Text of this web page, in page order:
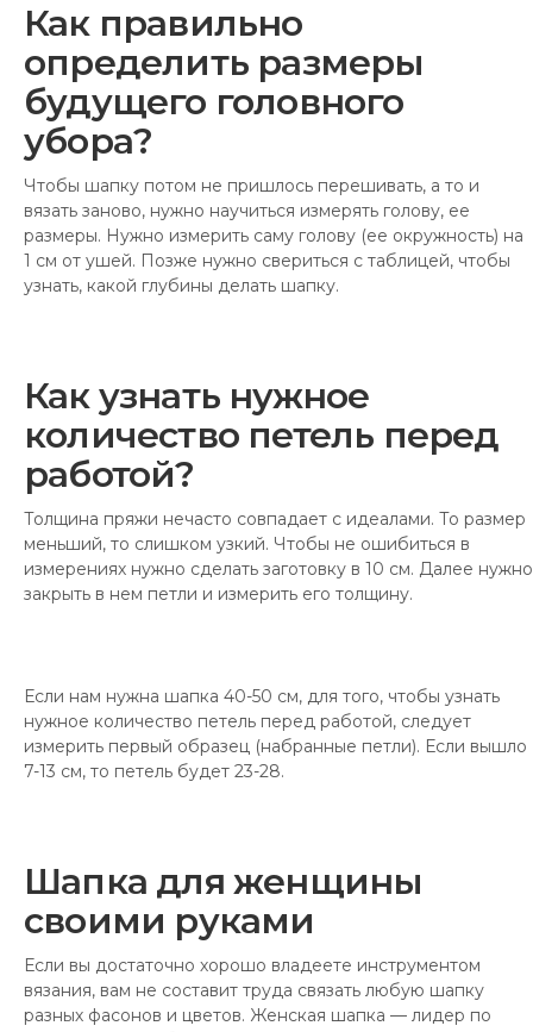
Как правильно
определить размеры
будущего головного
убора?
Чтобы шапку потом не пришлось перешивать, а то и
вязать заново, нужно научиться измерять голову, ее
размеры. Нужно измерить саму голову (ее окружность) на
1 см от ушей. Позже нужно свериться с таблицей, чтобы
узнать, какой глубины делать шапку.
Как узнать нужное
количество петель перед
работой?
Толщина пряжи нечасто совпадает с идеалами. То размер
меньший, то слишком узкий. Чтобы не ошибиться в
измерениях нужно сделать заготовку в 10 см. Далее нужно
закрыть в нем петли и измерить его толщину.
Если нам нужна шапка 40-50 см, для того, чтобы узнать
нужное количество петель перед работой, следует
измерить первый образец (набранные петли). Если вышло
7-13 см, то петель будет 23-28.
Шапка для женщины
своими руками
Если вы достаточно хорошо владеете инструментом
вязания, вам не составит труда связать любую шапку
разных фасонов и цветов. Женская шапка — лидер по